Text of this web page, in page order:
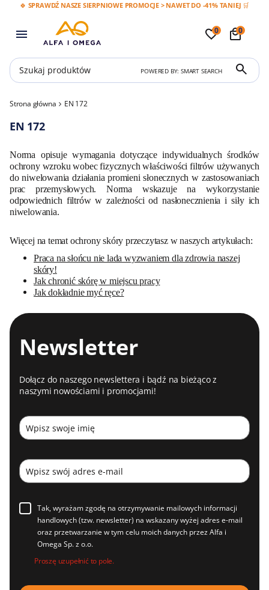
🍀 SPRAWDŹ NASZE SIERPNIOWE PROMOCJE > NAWET DO -41% TANIEJ 🛒
0 0
POWERED BY: SMART SEARCH
Strona główna EN 172
EN 172
Norma opisuje wymagania dotyczące indywidualnych środków
ochrony wzroku wobec fizycznych właściwości filtrów używanych
do niwelowania działania promieni słonecznych w zastosowaniach
prac przemysłowych. Norma wskazuje na wykorzystanie
odpowiednich filtrów w zależności od nasłonecznienia i siły ich
niwelowania.
Więcej na temat ochrony skóry przeczytasz w naszych artykułach:
Praca na słońcu nie lada wyzwaniem dla zdrowia naszej
skóry!
Jak chronić skórę w miejscu pracy
Jak dokładnie myć ręce?
Newsletter
Dołącz do naszego newslettera i bądź na bieżąco z
naszymi nowościami i promocjami!
Tak, wyrażam zgodę na otrzymywanie mailowych informacji
handlowych (tzw. newsletter) na wskazany wyżej adres e-mail
oraz przetwarzanie w tym celu moich danych przez Alfa i
Omega Sp. z o.o.
Proszę uzupełnić to pole.